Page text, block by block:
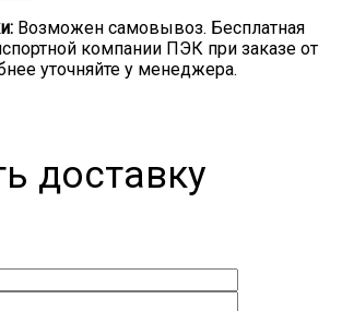
Возможен самовывоз. Бесплатная
компании ПЭК при заказе от
уточняйте у менеджера.
доставку